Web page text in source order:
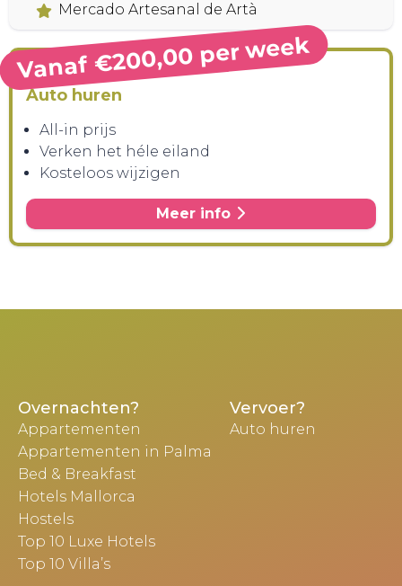
Mercado Artesanal de Artà
Vanaf €200,00 per week
Auto huren
All-in prijs
Verken het héle eiland
Kosteloos wijzigen
Meer info
Overnachten?
Appartementen
Appartementen in Palma
Bed & Breakfast
Hotels Mallorca
Hostels
Top 10 Luxe Hotels
Top 10 Villa’s
Vervoer?
Auto huren